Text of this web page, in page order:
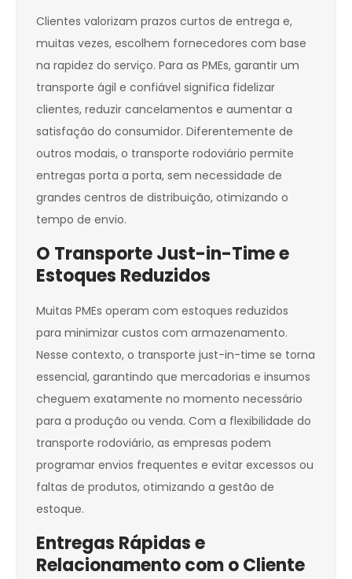
Clientes valorizam prazos curtos de entrega e,
muitas vezes, escolhem fornecedores com base
na rapidez do serviço. Para as PMEs, garantir um
transporte ágil e confiável significa fidelizar
clientes, reduzir cancelamentos e aumentar a
satisfação do consumidor. Diferentemente de
outros modais, o transporte rodoviário permite
entregas porta a porta, sem necessidade de
grandes centros de distribuição, otimizando o
tempo de envio.
O Transporte Just-in-Time e
Estoques Reduzidos
Muitas PMEs operam com estoques reduzidos
para minimizar custos com armazenamento.
Nesse contexto, o transporte just-in-time se torna
essencial, garantindo que mercadorias e insumos
cheguem exatamente no momento necessário
para a produção ou venda. Com a flexibilidade do
transporte rodoviário, as empresas podem
programar envios frequentes e evitar excessos ou
faltas de produtos, otimizando a gestão de
estoque.
Entregas Rápidas e
Relacionamento com o Cliente